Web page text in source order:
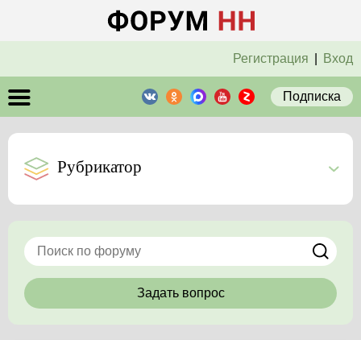
Регистрация Вход
Подписка
Рубрикатор
Задать вопрос